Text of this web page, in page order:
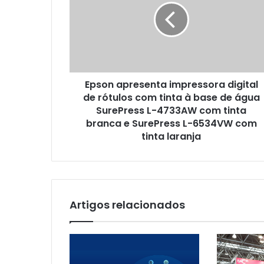
à
base
SurePress
branca
SurePress
L-
6534VW
Epson apresenta impressora digital
de rótulos com tinta à base de água
SurePress L-4733AW com tinta
branca e SurePress L-6534VW com
tinta laranja
Artigos relacionados